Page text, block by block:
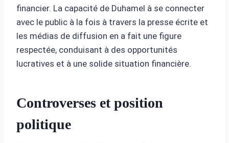
financier. La capacité de Duhamel à se connecter
avec le public à la fois à travers la presse écrite et
les médias de diffusion en a fait une figure
respectée, conduisant à des opportunités
lucratives et à une solide situation financière.
Controverses et position
politique